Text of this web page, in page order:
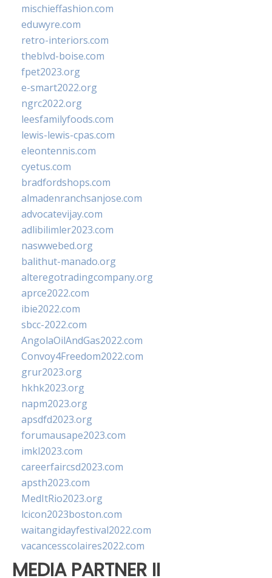
mischieffashion.com
eduwyre.com
retro-interiors.com
theblvd-boise.com
fpet2023.org
e-smart2022.org
ngrc2022.org
leesfamilyfoods.com
lewis-lewis-cpas.com
eleontennis.com
cyetus.com
bradfordshops.com
almadenranchsanjose.com
advocatevijay.com
adlibilimler2023.com
naswwebed.org
balithut-manado.org
alteregotradingcompany.org
aprce2022.com
ibie2022.com
sbcc-2022.com
AngolaOilAndGas2022.com
Convoy4Freedom2022.com
grur2023.org
hkhk2023.org
napm2023.org
apsdfd2023.org
forumausape2023.com
imkl2023.com
careerfaircsd2023.com
apsth2023.com
MedItRio2023.org
lcicon2023boston.com
waitangidayfestival2022.com
vacancesscolaires2022.com
MEDIA PARTNER II